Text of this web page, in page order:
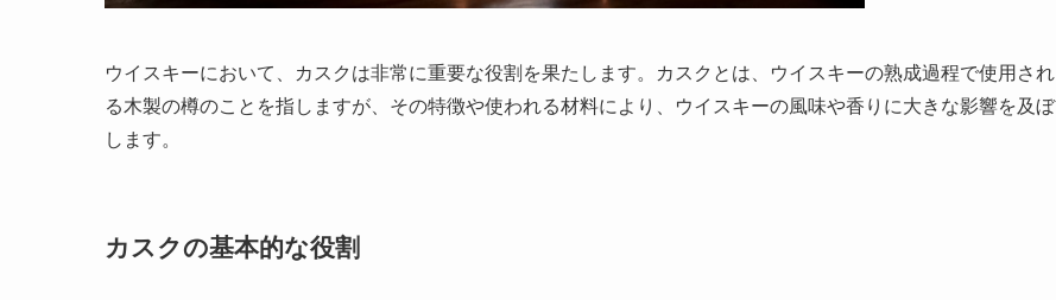
ウイスキーにおいて、カスクは非常に重要な役割を果たします。カスクとは、ウイスキーの熟成過程で使用され
る木製の樽のことを指しますが、その特徴や使われる材料により、ウイスキーの風味や香りに大きな影響を及ぼ
します。
カスクの基本的な役割